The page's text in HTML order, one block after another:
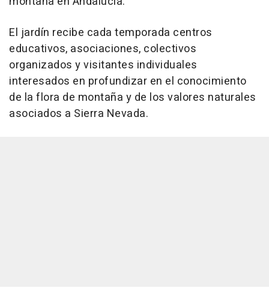
El jardín recibe cada temporada centros
educativos, asociaciones, colectivos
organizados y visitantes individuales
interesados en profundizar en el conocimiento
de la flora de montaña y de los valores naturales
asociados a Sierra Nevada.